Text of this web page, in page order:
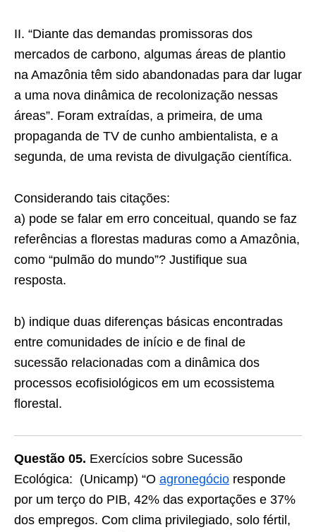
II. “Diante das demandas promissoras dos
mercados de carbono, algumas áreas de plantio
na Amazônia têm sido abandonadas para dar lugar
a uma nova dinâmica de recolonização nessas
áreas”. Foram extraídas, a primeira, de uma
propaganda de TV de cunho ambientalista, e a
segunda, de uma revista de divulgação científica.
Considerando tais citações:
a) pode se falar em erro conceitual, quando se faz
referências a florestas maduras como a Amazônia,
como “pulmão do mundo”? Justifique sua
resposta.
b) indique duas diferenças básicas encontradas
entre comunidades de início e de final de
sucessão relacionadas com a dinâmica dos
processos ecofisiológicos em um ecossistema
florestal.
Questão 05. Exercícios sobre Sucessão
Ecológica: (Unicamp) “O agronegócio responde
por um terço do PIB, 42% das exportações e 37%
dos empregos. Com clima privilegiado, solo fértil,